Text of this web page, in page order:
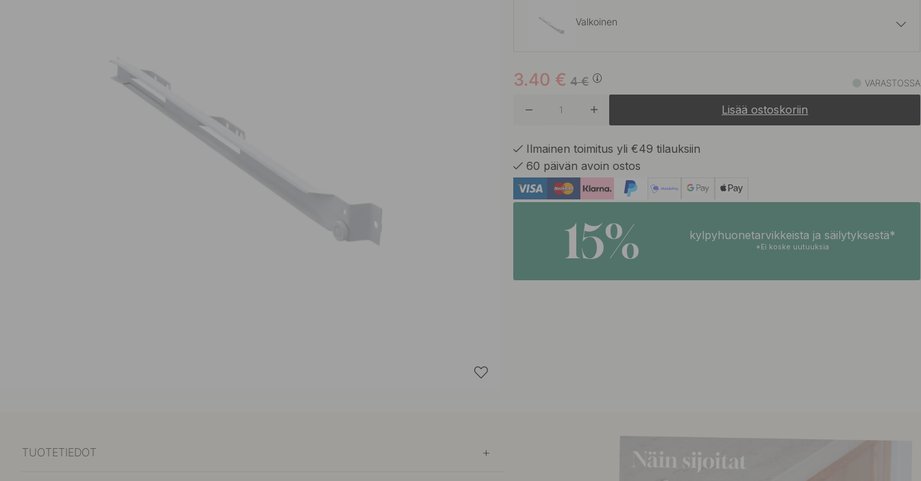
Valkoinen
Tummanharmaa
Varastossa
4€
3.40 € VARASTOSSA
Lisää ostoskoriin
Ilmainen toimitus yli €49 tilauksiin
60 päivän avoin ostos
15% kylpyhuonetarvikkeista ja säilytyksestä*
*Ei koske uutuuksia
TUOTETIEDOT